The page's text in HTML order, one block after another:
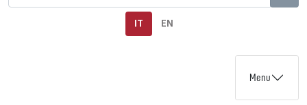
IT EN
Menu